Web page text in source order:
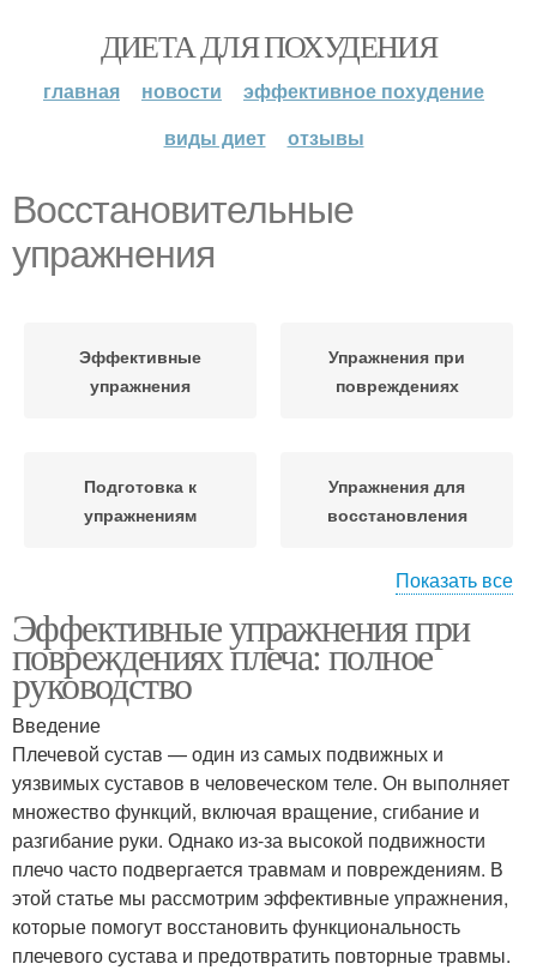
ДИЕТА ДЛЯ ПОХУДЕНИЯ
главная новости
эффективное похудение
виды диет
отзывы
Восстановительные
упражнения
Эффективные
упражнения
Упражнения при
повреждениях
Подготовка к
упражнениям
Упражнения для
восстановления
Упражнения для
укрепления
улучшения
Упражнения при
повреждении
Упражнения для плеча
Показать все
Эффективные упражнения при
повреждениях плеча: полное
руководство
Введение
Плечевой сустав — один из самых подвижных и
уязвимых суставов в человеческом теле. Он выполняет
множество функций, включая вращение, сгибание и
разгибание руки. Однако из-за высокой подвижности
плечо часто подвергается травмам и повреждениям. В
этой статье мы рассмотрим эффективные упражнения,
которые помогут восстановить функциональность
плечевого сустава и предотвратить повторные травмы.